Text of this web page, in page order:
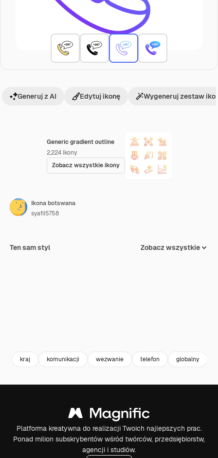
Generic gradient outline
2,224 Ikony
Zobacz wszystkie ikony
Generuj z AI Edytuj ikonę Wygeneruj zestaw
Ikona botswana
syafii5758
Ten sam styl Zobacz wszystkie
kraj komunikacji wezwanie telefon globalny
Platforma kreatywna do realizacji Twoich najlepszych prac.
Ponad milion subskrybentów wśród twórców, przedsiębiorstw,
agencji i studiów.